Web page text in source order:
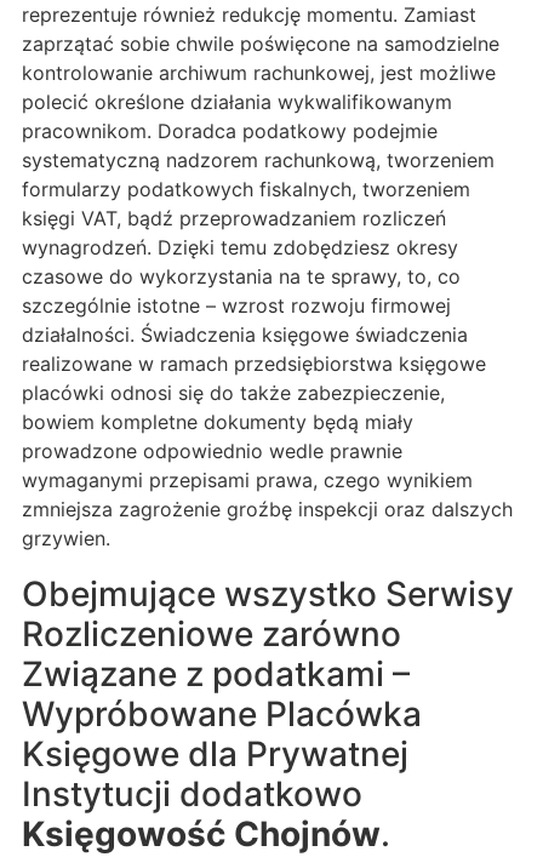
reprezentuje również redukcję momentu. Zamiast
zaprzątać sobie chwile poświęcone na samodzielne
kontrolowanie archiwum rachunkowej, jest możliwe
polecić określone działania wykwalifikowanym
pracownikom. Doradca podatkowy podejmie
systematyczną nadzorem rachunkową, tworzeniem
formularzy podatkowych fiskalnych, tworzeniem
księgi VAT, bądź przeprowadzaniem rozliczeń
wynagrodzeń. Dzięki temu zdobędziesz okresy
czasowe do wykorzystania na te sprawy, to, co
szczególnie istotne – wzrost rozwoju firmowej
działalności. Świadczenia księgowe świadczenia
realizowane w ramach przedsiębiorstwa księgowe
placówki odnosi się do także zabezpieczenie,
bowiem kompletne dokumenty będą miały
prowadzone odpowiednio wedle prawnie
wymaganymi przepisami prawa, czego wynikiem
zmniejsza zagrożenie groźbę inspekcji oraz dalszych
grzywien.
Obejmujące wszystko Serwisy
Rozliczeniowe zarówno
Związane z podatkami –
Wypróbowane Placówka
Księgowe dla Prywatnej
Instytucji dodatkowo
Księgowość Chojnów.